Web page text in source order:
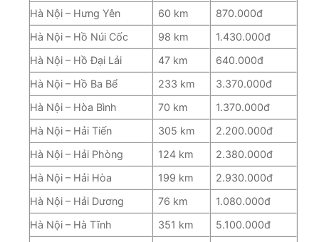
Hà Nội – Hưng Yên
60 km
870.000đ
Hà Nội – Hồ Núi Cốc
98 km
1.430.000đ
Hà Nội – Hồ Đại Lải
47 km
640.000đ
Hà Nội – Hồ Ba Bể
233 km
3.370.000đ
Hà Nội – Hòa Bình
70 km
1.370.000đ
Hà Nội – Hải Tiến
305 km
2.200.000đ
Hà Nội – Hải Phòng
124 km
2.380.000đ
Hà Nội – Hải Hòa
199 km
2.930.000đ
Hà Nội – Hải Dương
76 km
1.080.000đ
Hà Nội – Hà Tĩnh
351 km
5.100.000đ